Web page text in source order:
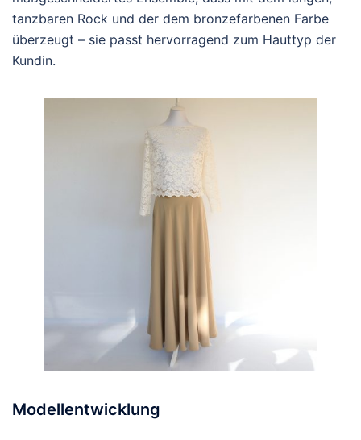
tanzbaren Rock und der dem bronzefarbenen Farbe
überzeugt – sie passt hervorragend zum Hauttyp der
Kundin.
Modellentwicklung